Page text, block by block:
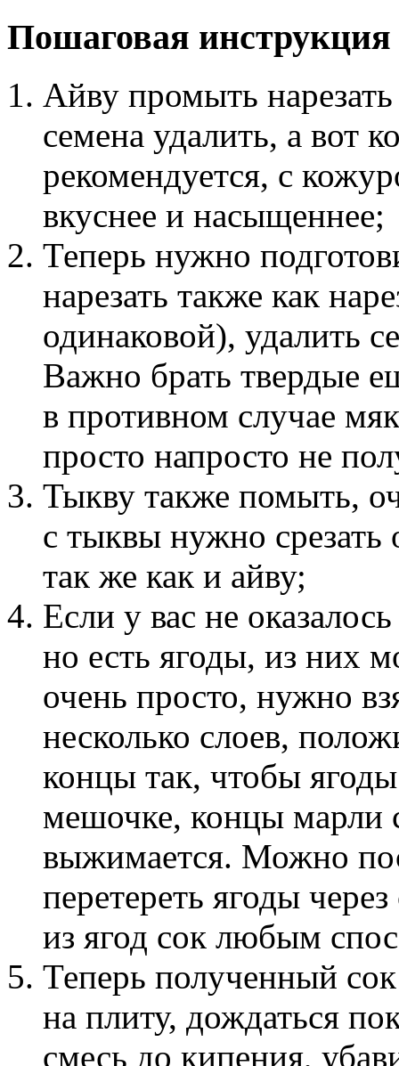
Пошаговая инструкция
Айву промыть
семена удалить, а вот
рекомендуется, с
вкуснее и насыщеннее;
Теперь нужно
нарезать также как
одинаковой), удалить
Важно брать твердые
в противном случае
просто напросто не
Тыкву также помыть,
с тыквы нужно срезать
так же как и айву;
Если у вас не
но есть ягоды, из них
очень просто, нужно
несколько слоев,
концы так, чтобы
мешочке, концы марли
выжимается. Можно
перетереть ягоды
из ягод сок любым
Теперь полученный
на плиту, дождаться
смесь до кипения,